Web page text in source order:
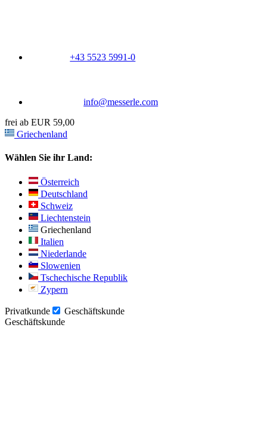
+43 5523 5991-0
info@messerle.com
frei ab EUR 59,00
Griechenland
Wählen Sie ihr Land:
Österreich
Deutschland
Schweiz
Liechtenstein
Griechenland
Italien
Niederlande
Slowenien
Tschechische Republik
Zypern
Privatkunde
Geschäftskunde
Geschäftskunde